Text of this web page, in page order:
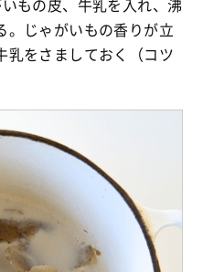
。じゃがいもの香りが立
乳をさましておく（コツ